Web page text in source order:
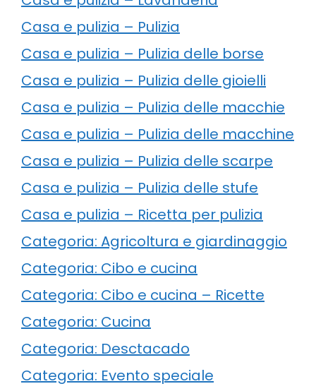
Casa e pulizia – Pulizia
Casa e pulizia – Pulizia delle borse
Casa e pulizia – Pulizia delle gioielli
Casa e pulizia – Pulizia delle macchie
Casa e pulizia – Pulizia delle macchine
Casa e pulizia – Pulizia delle scarpe
Casa e pulizia – Pulizia delle stufe
Casa e pulizia – Ricetta per pulizia
Categoria: Agricoltura e giardinaggio
Categoria: Cibo e cucina
Categoria: Cibo e cucina – Ricette
Categoria: Cucina
Categoria: Desctacado
Categoria: Evento speciale